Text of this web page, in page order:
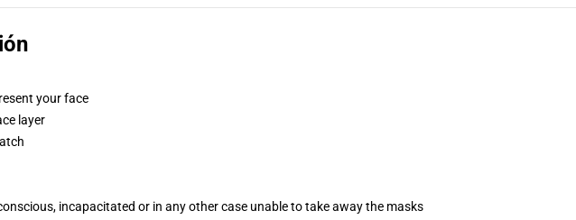
your face
layer
incapacitated or in any other case unable to take away the masks